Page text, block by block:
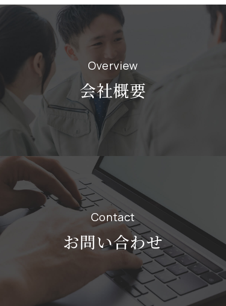
Overview
会社概要
Contact
お問い合わせ